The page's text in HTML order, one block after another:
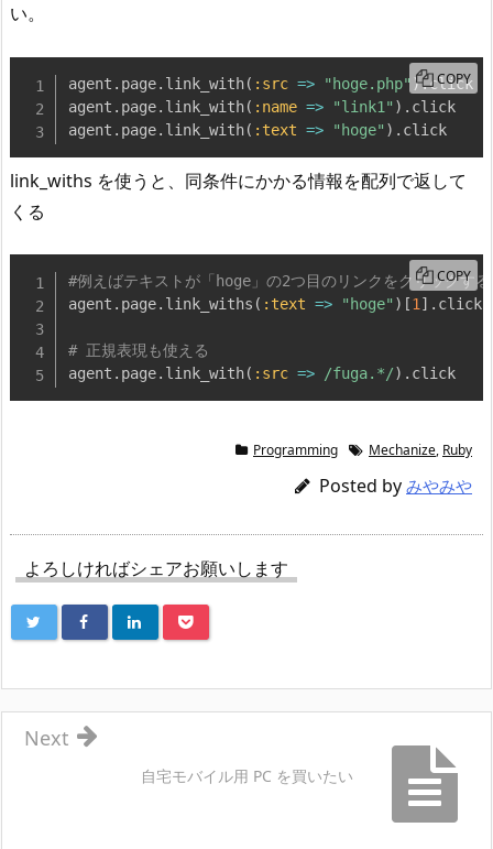
い。
agent . page. link_with( :src => "hoge.php" ).click
agent . page. link_with( :name => "link1" ) . click
agent . page. link_with( :text => "hoge" ) . click
COPY
link_withs を使うと、同条件にかかる情報を配列で返して
くる
#例えばテキストが「hoge」の2つ目のリンクをクリックす
agent . page. link_withs ( :text => "hoge" ) [1] . click
# 正規表現も使える
agent . page. link_with( :src => /fuga.*/) . click
COPY
Programming Mechanize, Ruby
Posted by みやみや
よろしければシェアお願いします
自宅モバイル用 PC を買いたい
Next